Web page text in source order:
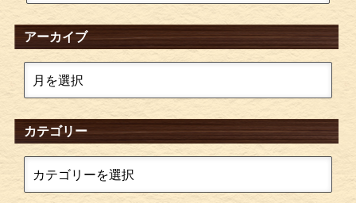
アーカイブ
カテゴリー